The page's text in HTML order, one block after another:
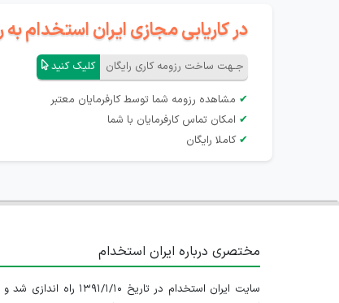
در کاریابی مجازی ایران استخدام
جـهت ساخت رزومه کاری رایگان کلیک کنید
✔ مشاهده رزومه شما توسط کارفرمایان معتبر
✔ امکان تماس کارفرمایان با شما
✔ کاملا رایگان
مختصری درباره ایران استخدام
سایت ایران استخدام در تاریخ ۱۳۹۱/۱/۱۰